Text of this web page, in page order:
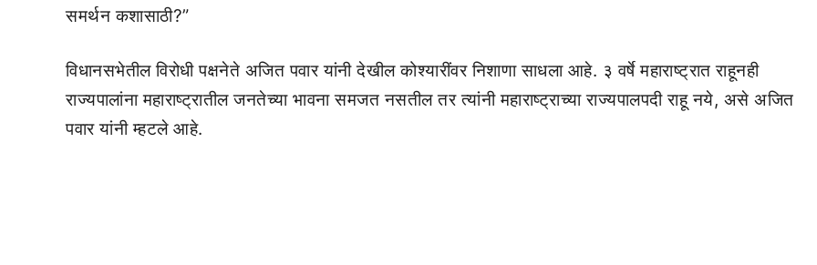
समर्थन कशासाठी?”
विधानसभेतील विरोधी पक्षनेते अजित पवार यांनी देखील कोश्यारींवर निशाणा साधला आहे. ३ वर्षे महाराष्ट्रात राहूनही
राज्यपालांना महाराष्ट्रातील जनतेच्या भावना समजत नसतील तर त्यांनी महाराष्ट्राच्या राज्यपालपदी राहू नये, असे अजित
पवार यांनी म्हटले आहे.